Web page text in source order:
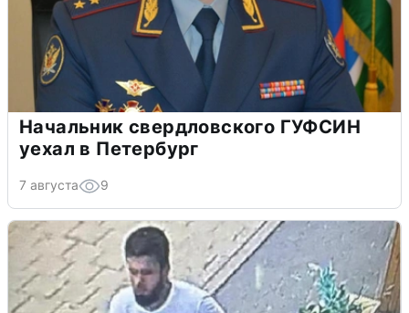
Начальник свердловского ГУФСИН
уехал в Петербург
7 августа 9